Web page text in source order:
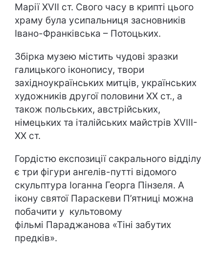
Марії ХVII ст. Свого часу в крипті цього
храму була усипальниця засновників
Івано-Франківська – Потоцьких.
Збірка музею містить чудові зразки
галицького іконопису, твори
західноукраїнських митців, українських
художників другої половини ХХ ст., а
також польських, австрійських,
німецьких та італійських майстрів ХVIII-
XX ст.
Гордістю експозиції сакрального відділу
є три фігури ангелів-путті відомого
скульптура Іоганна Георга Пінзеля. А
ікону святої Параскеви П’ятниці можна
побачити у культовому
фільмі Параджанова «Тіні забутих
предків».